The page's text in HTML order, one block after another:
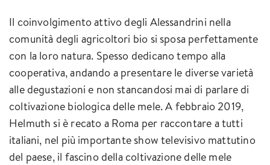
Il coinvolgimento attivo degli Alessandrini nella
comunità degli agricoltori bio si sposa perfettamente
con la loro natura. Spesso dedicano tempo alla
cooperativa, andando a presentare le diverse varietà
alle degustazioni e non stancandosi mai di parlare di
coltivazione biologica delle mele. A febbraio 2019,
Helmuth si è recato a Roma per raccontare a tutti
italiani, nel più importante show televisivo mattutino
del paese, il fascino della coltivazione delle mele